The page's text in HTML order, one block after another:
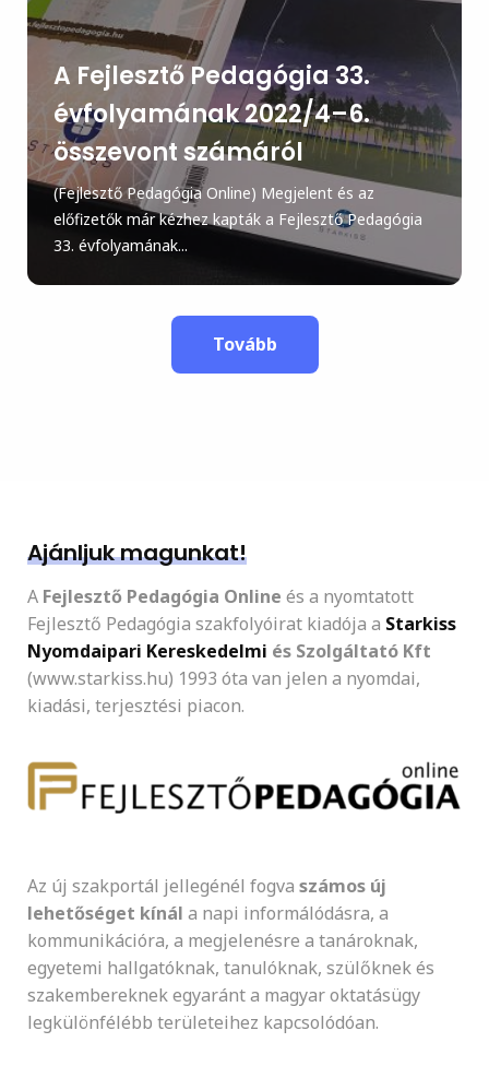
A Fejlesztő Pedagógia 33.
évfolyamának 2022/4–6.
összevont számáról
(Fejlesztő Pedagógia Online) Megjelent és az
előfizetők már kézhez kapták a Fejlesztő Pedagógia
33. évfolyamának...
Tovább
Ajánljuk magunkat!
A Fejlesztő Pedagógia Online és a nyomtatott
Fejlesztő Pedagógia szakfolyóirat kiadója a Starkiss
Nyomdaipari Kereskedelmi és Szolgáltató Kft
(www.starkiss.hu) 1993 óta van jelen a nyomdai,
kiadási, terjesztési piacon.
Az új szakportál jellegénél fogva számos új
lehetőséget kínál a napi informálódásra, a
kommunikációra, a megjelenésre a tanároknak,
egyetemi hallgatóknak, tanulóknak, szülőknek és
szakembereknek egyaránt a magyar oktatásügy
legkülönfélébb területeihez kapcsolódóan.